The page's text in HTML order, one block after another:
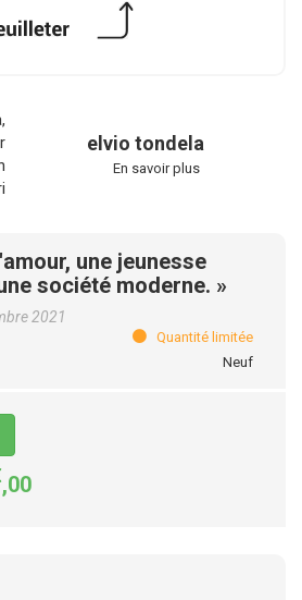
elvio tondela
En savoir plus
une jeunesse
société moderne. »
2021
Quantité limitée
Neuf
,00